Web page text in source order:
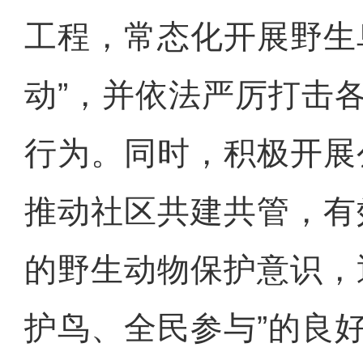
工程，常态化开展野
动”，并依法严厉打击
行为。同时，积极开
推动社区共建共管，
的野生动物保护意识
护鸟、全民参与”的良